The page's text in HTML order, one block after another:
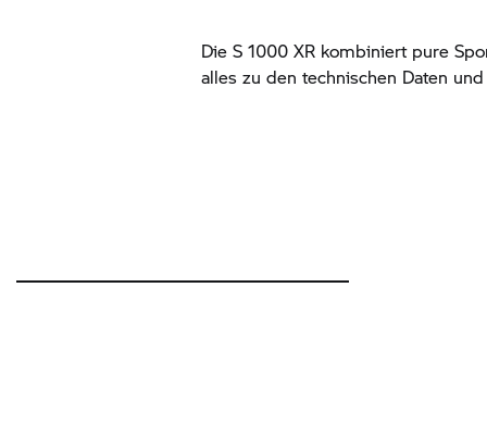
DieS 1000 XR kombiniert pure
alles zu den technischen Daten